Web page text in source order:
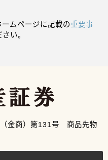
ムページに記載の重要事
い。
金商）第131号 商品先物